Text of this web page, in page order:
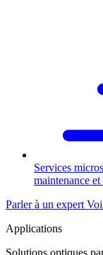
Services
maintenance
Parler à un expert
Applications
Solutions optiques